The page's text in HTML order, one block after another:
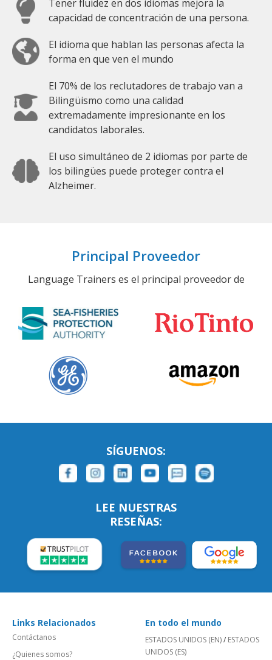
Tener fluidez en dos idiomas mejora la
capacidad de concentración de una persona.
El idioma que hablan las personas afecta la
forma en que ven el mundo
El 70% de los reclutadores de trabajo van a
Bilingüismo como una calidad
extremadamente impresionante en los
candidatos laborales.
El uso simultáneo de 2 idiomas por parte de
los bilingües puede proteger contra el
Alzheimer.
Principal Proveedor
Language Trainers es el principal proveedor de
SÍGUENOS:
LEE NUESTRAS
RESEÑAS:
Links Relacionados
Contáctanos
¿Quienes somos?
En todo el mundo
ESTADOS UNIDOS (EN)/ ESTADOS
UNIDOS (ES)